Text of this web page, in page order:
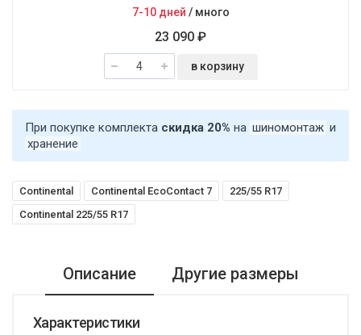
7-10 дней / много
23 090 ₽
в корзину
При покупке комплекта скидка 20% на шиномонтаж и
хранение
Continental Continental EcoContact 7
225/55 R17
Continental 225/55 R17
Описание Другие размеры
Характеристики